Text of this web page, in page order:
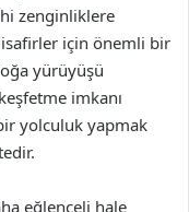
zenginliklere
için önemli bir
yürüyüşü
imkanı
yolculuk yapmak
eğlenceli hale